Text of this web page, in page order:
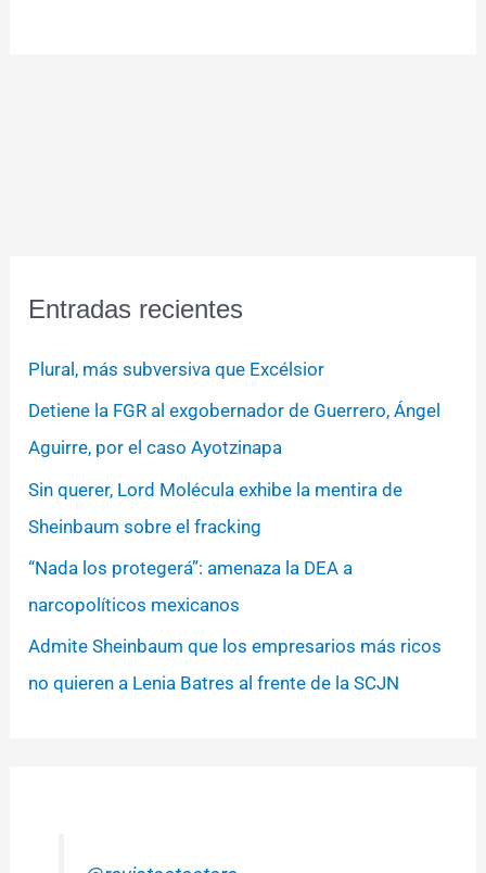
Entradas recientes
Plural, más subversiva que Excélsior
Detiene la FGR al exgobernador de Guerrero, Ángel
Aguirre, por el caso Ayotzinapa
Sin querer, Lord Molécula exhibe la mentira de
Sheinbaum sobre el fracking
“Nada los protegerá”: amenaza la DEA a
narcopolíticos mexicanos
Admite Sheinbaum que los empresarios más ricos
no quieren a Lenia Batres al frente de la SCJN